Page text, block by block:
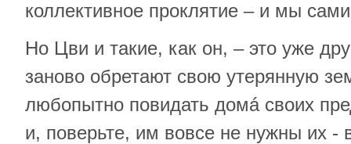
коллективное проклятие – и мы
Но Цви и такие, как он, – это уже
заново обретают свою утерянную
любопытно повидать домá своих
и, поверьте, им вовсе не нужны их